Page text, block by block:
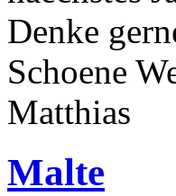
Denke
Schoene
Matthias
Malte